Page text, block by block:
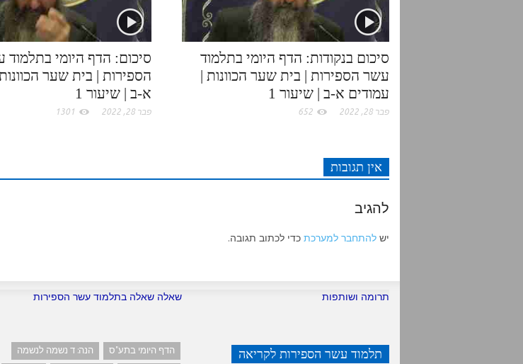
s
n
.
c
סיכום: הדף היומי בתלמוד
הספירות | בית שער
א-ב | שיעור 1
פבר 28, 2022 1301
סיכום בנקודות: הדף היומי בתלמוד
עשר הספירות | בית שער הכוונות |
עמודים א-ב | שיעור 1
פבר 28, 2022 652
אין תגובות
להגיב
יש להתחבר למערכת כדי לכתוב תגובה.
תרומה ושותפות
תלמוד עשר הספירות לקריאה
שאלה שאלה בתלמוד עשר הספירות
הדף היומי בתע"ס
הנה: ד נשמה לנשמה